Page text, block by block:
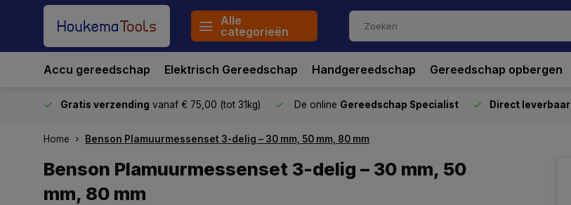
Alle
categorieën
Accu gereedschap Elektrisch Gereedschap Handgereedschap Gereedschap opbergen
Gratis verzending vanaf € 75,00 (tot 31kg) De online Gereedschap Specialist Direct leverbaar
Home Benson Plamuurmessenset 3-delig – 30 mm, 50 mm, 80 mm
Benson Plamuurmessenset 3-delig – 30 mm, 50
mm, 80 mm